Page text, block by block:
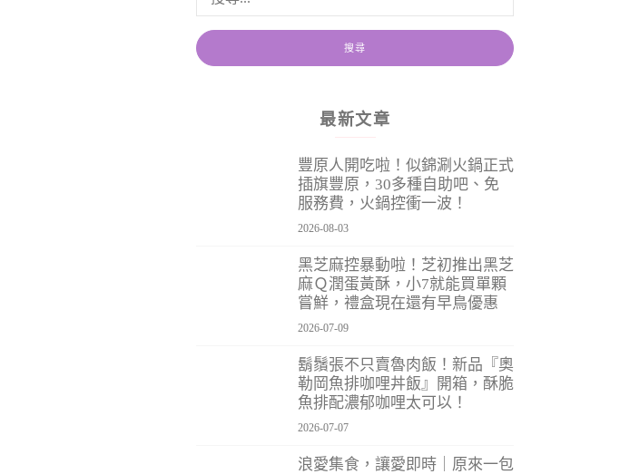
最新文章
豐原人開吃啦！似錦涮火鍋正式
插旗豐原，30多種自助吧、免
服務費，火鍋控衝一波！
2026-08-03
黑芝麻控暴動啦！芝初推出黑芝
麻Ｑ潤蛋黃酥，小7就能買單顆
嘗鮮，禮盒現在還有早鳥優惠
2026-07-09
鬍鬚張不只賣魯肉飯！新品『奧
勒岡魚排咖哩丼飯』開箱，酥脆
魚排配濃郁咖哩太可以！
2026-07-07
浪愛集食，讓愛即時｜原來一包